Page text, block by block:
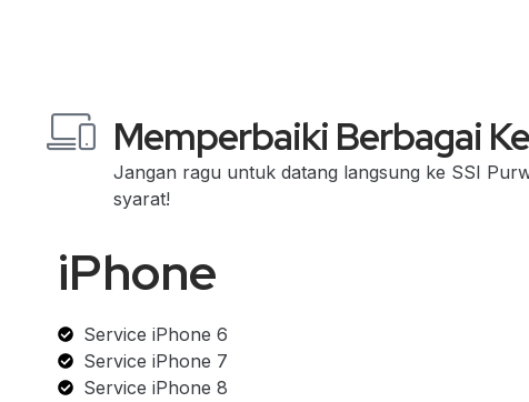
Memperbaiki Berbagai
Jangan ragu untuk datang langsung ke SSI
syarat!
iPhone
Service iPhone 6
Service iPhone 7
Service iPhone 8